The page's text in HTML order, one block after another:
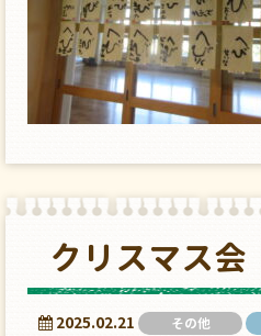
クリスマス会
2025.02.21 その他